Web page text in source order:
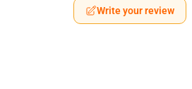
Write your review